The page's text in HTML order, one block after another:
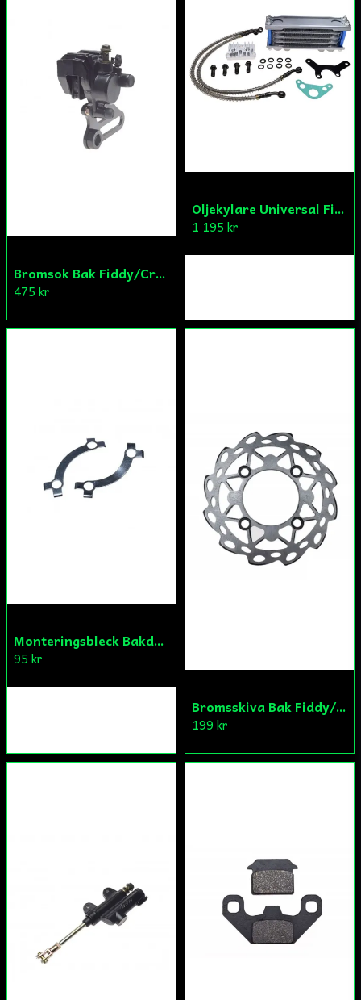
Skicka fråga
Bromsok Bak Fiddy/Cross
475 kr
Oljekylare Universal Fiddy/Cross/ATV
1 195 kr
Monteringsbleck Bakdrev Fiddy/Cross
95 kr
Bromsskiva Bak Fiddy/Cross
199 kr